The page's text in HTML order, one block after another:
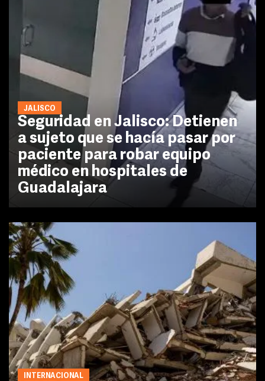
JALISCO
Seguridad en Jalisco: Detienen
a sujeto que se hacía pasar por
paciente para robar equipo
médico en hospitales de
Guadalajara
INTERNACIONAL